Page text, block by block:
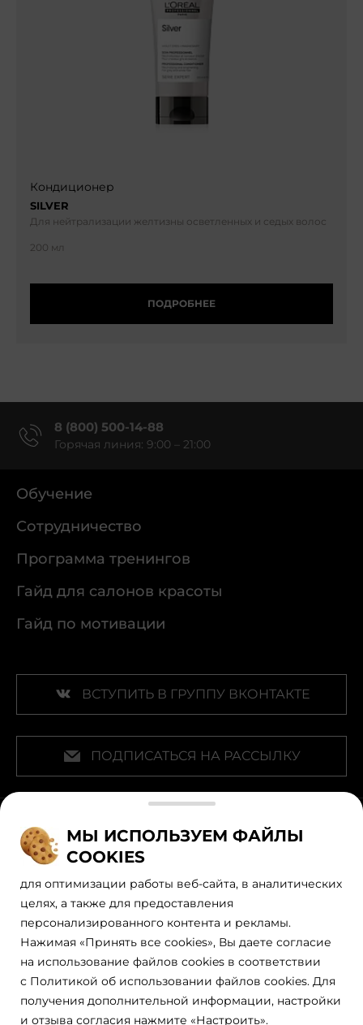
Кондиционер
SILVER
Для нейтрализации желтизны осветленных и седых волос
200 мл
ПОДРОБНЕЕ
8 (800) 500-14-88
Горячая линия: 9:00 – 21:00
Обучение
Сотрудничество
Программа тренингов
Гайд для салонов красоты
Гайд по мотивации
ВСТУПИТЬ В ГРУППУ ВКОНТАКТЕ
ПОДПИСАТЬСЯ НА РАССЫЛКУ
Наши официальные партнеры
Политика обработки персональных данных
Правила пользования сайтом
МЫ ИСПОЛЬЗУЕМ ФАЙЛЫ
COOKIES
для оптимизации работы веб-сайта, в аналитических
целях, а также для предоставления
персонализированного контента и рекламы.
Нажимая «Принять все cookies», Вы даете согласие
на использование файлов cookies в соответствии
с Политикой об использовании файлов cookies. Для
получения дополнительной информации, настройки
и отзыва согласия нажмите «Настроить».